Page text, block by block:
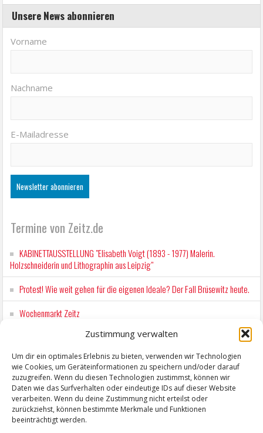
Zustimmung verwalten
Um dir ein optimales Erlebnis zu bieten, verwenden wir Technologien
wie Cookies, um Geräteinformationen zu speichern und/oder darauf
zuzugreifen. Wenn du diesen Technologien zustimmst, können wir
Daten wie das Surfverhalten oder eindeutige IDs auf dieser Website
verarbeiten. Wenn du deine Zustimmung nicht erteilst oder
zurückziehst, können bestimmte Merkmale und Funktionen
beeinträchtigt werden.
Unsere News abonnieren
Vorname
Nachname
E-Mailadresse
Termine von Zeitz.de
KABINETTAUSSTELLUNG "Elisabeth Voigt (1893 - 1977) Malerin.
Holzschneiderin und Lithographin aus Leipzig"
Protest! Wie weit gehen für die eigenen Ideale? Der Fall Brüsewitz heute.
Wochenmarkt Zeitz
EINFACH LESEN im August 2026 H.P. Richter - DAMALS WAR ES FRIEDRICH
Workshop für Kinder: Stop-Motion mit LEGO® & Robotik